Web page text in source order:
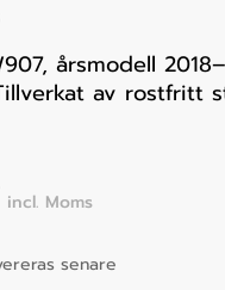
årsmodell
av rostfritt
incl. Moms
senare